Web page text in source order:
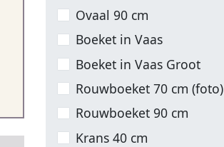
Ovaal 90 cm
Boeket in Vaas
Boeket in Vaas Groot
Rouwboeket 70 cm (foto)
Rouwboeket 90 cm
Krans 40 cm